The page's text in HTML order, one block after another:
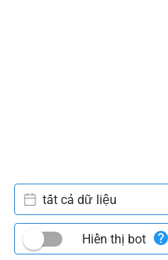
tất cả dữ liệu
Hiển thị bot